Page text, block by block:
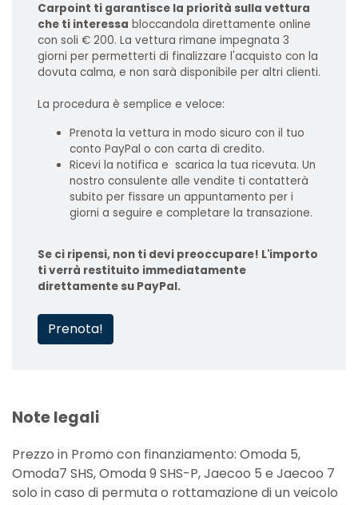
Carpoint ti garantisce la priorità sulla vettura
che ti interessa bloccandola direttamente online
con soli € 200. La vettura rimane impegnata 3
giorni per permetterti di finalizzare l'acquisto con la
dovuta calma, e non sarà disponibile per altri clienti.
La procedura è semplice e veloce:
Prenota la vettura in modo sicuro con il tuo
conto PayPal o con carta di credito.
Ricevi la notifica e scarica la tua ricevuta. Un
nostro consulente alle vendite ti contatterà
subito per fissare un appuntamento per i
giorni a seguire e completare la transazione.
Se ci ripensi, non ti devi preoccupare! L'importo
ti verrà restituito immediatamente
direttamente su PayPal.
Prenota!
Note legali
Prezzo in Promo con finanziamento: Omoda 5,
Omoda7 SHS, Omoda 9 SHS-P, Jaecoo 5 e Jaecoo 7
solo in caso di permuta o rottamazione di un veicolo